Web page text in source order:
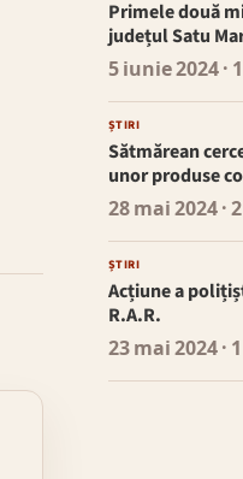
Primele două
județul Satu
5 iunie 2024·
ȘTIRI
Sătmărean
unor produse
28 mai 2024·
ȘTIRI
Acțiune a
R.A.R.
23 mai 2024·